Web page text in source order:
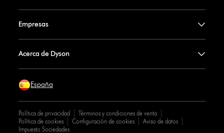
Empresas
Acerca de Dyson
España
Política de privacidad
Términos y condiciones de venta
Política de cookies
Configuración de cookies
Aviso de datos
Impuesto Sociedades